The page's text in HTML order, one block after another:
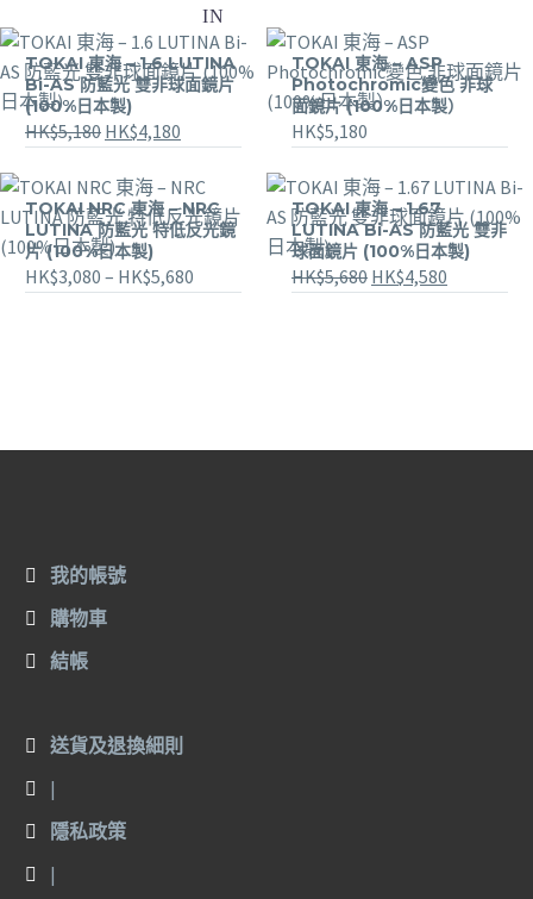
製)
quantity
IN
TOKAI 東海 – 1.6 LUTINA
Bi-AS 防藍光 雙非球面鏡片
(100%日本製)
HK$5,180 HK$4,180
TOKAI 東海 – ASP
Photochromic變色 非球
面鏡片 (100%日本製）
HK$5,180
TOKAI NRC 東海 – NRC
LUTINA 防藍光 特低反光鏡
片 (100%日本製)
HK$3,080 – HK$5,680
TOKAI 東海 – 1.67
LUTINA Bi-AS 防藍光 雙非
球面鏡片 (100%日本製)
HK$5,680 HK$4,580
我的帳號
購物車
結帳
送貨及退換細則
|
隱私政策
|